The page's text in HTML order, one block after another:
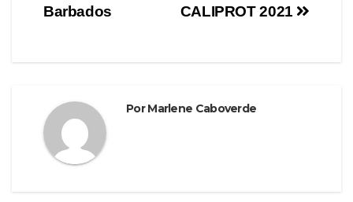
CALIPROT 2021
Barbados
PorMarlene Caboverde